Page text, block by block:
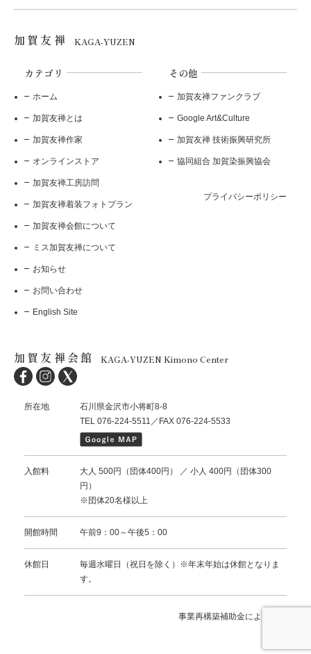
加賀友禅 KAGA-YUZEN
カテゴリ
ホーム
加賀友禅とは
加賀友禅作家
オンラインストア
加賀友禅工房訪問
加賀友禅着装フォトプラン
加賀友禅会館について
ミス加賀友禅について
お知らせ
お問い合わせ
English Site
その他
加賀友禅ファンクラブ
Google Art&Culture
加賀友禅 技術振興研究所
協同組合 加賀染振興協会
プライバシーポリシー
加賀友禅会館 KAGA-YUZEN Kimono Center
所在地
石川県金沢市小将町8-8
TEL 076-224-5511／FAX 076-224-5533
入館料
大人 500円（団体400円） ／ 小人 400円（団体300
円）
※団体20名様以上
開館時間 午前9：00～午後5：00
休館日
毎週水曜日（祝日を除く）※年末年始は休館となりま
す。
事業再構築補助金により作成